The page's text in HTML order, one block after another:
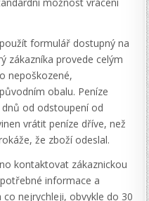
formulář dostupný na
zákazníka provede celým
nepoškozené,
obalu. Peníze
od odstoupení od
vrátit peníze dříve, než
že zboží odeslal.
kontaktovat zákaznickou
informace a
nejrychleji, obvykle do 30